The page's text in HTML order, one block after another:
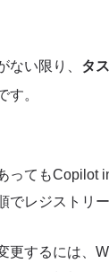
ない限り、 タ
す。
ってもCopilot
でレジストリ
更するには、